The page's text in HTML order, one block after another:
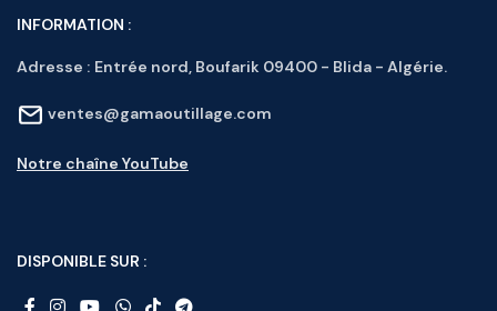
INFORMATION :
Adresse : Entrée nord, Boufarik 09400 - Blida - Algérie.
ventes@gamaoutillage.com
Notre chaîne YouTube
DISPONIBLE SUR :